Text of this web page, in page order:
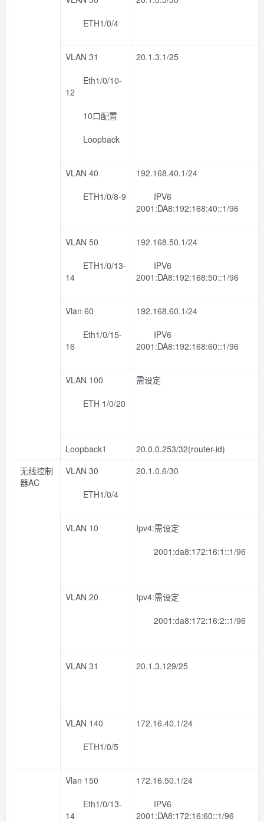
ETH1/0/4
VLAN 31
Eth1/0/10-
12
10口配置
Loopback
20.1.3.1/25
VLAN 40
ETH1/0/8-9
192.168.40.1/24
IPV6
2001:DA8:192:168:40::1/96
VLAN 50
ETH1/0/13-
14
192.168.50.1/24
IPV6
2001:DA8:192:168:50::1/96
Vlan 60
Eth1/0/15-
16
192.168.60.1/24
IPV6
2001:DA8:192:168:60::1/96
VLAN 100
ETH 1/0/20
需设定
Loopback1
20.0.0.253/32(router-id)
无线控制
器AC
VLAN 30
ETH1/0/4
20.1.0.6/30
VLAN 10
Ipv4:需设定
2001:da8:172:16:1::1/96
VLAN 20
Ipv4:需设定
2001:da8:172:16:2::1/96
VLAN 31 20.1.3.129/25
VLAN 140
ETH1/0/5
172.16.40.1/24
Vlan 150
Eth1/0/13-
14
172.16.50.1/24
IPV6
2001:DA8:172:16:60::1/96